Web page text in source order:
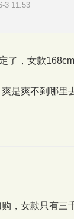
3 11:53
了，女款
是爽不到哪里
，女款只有三